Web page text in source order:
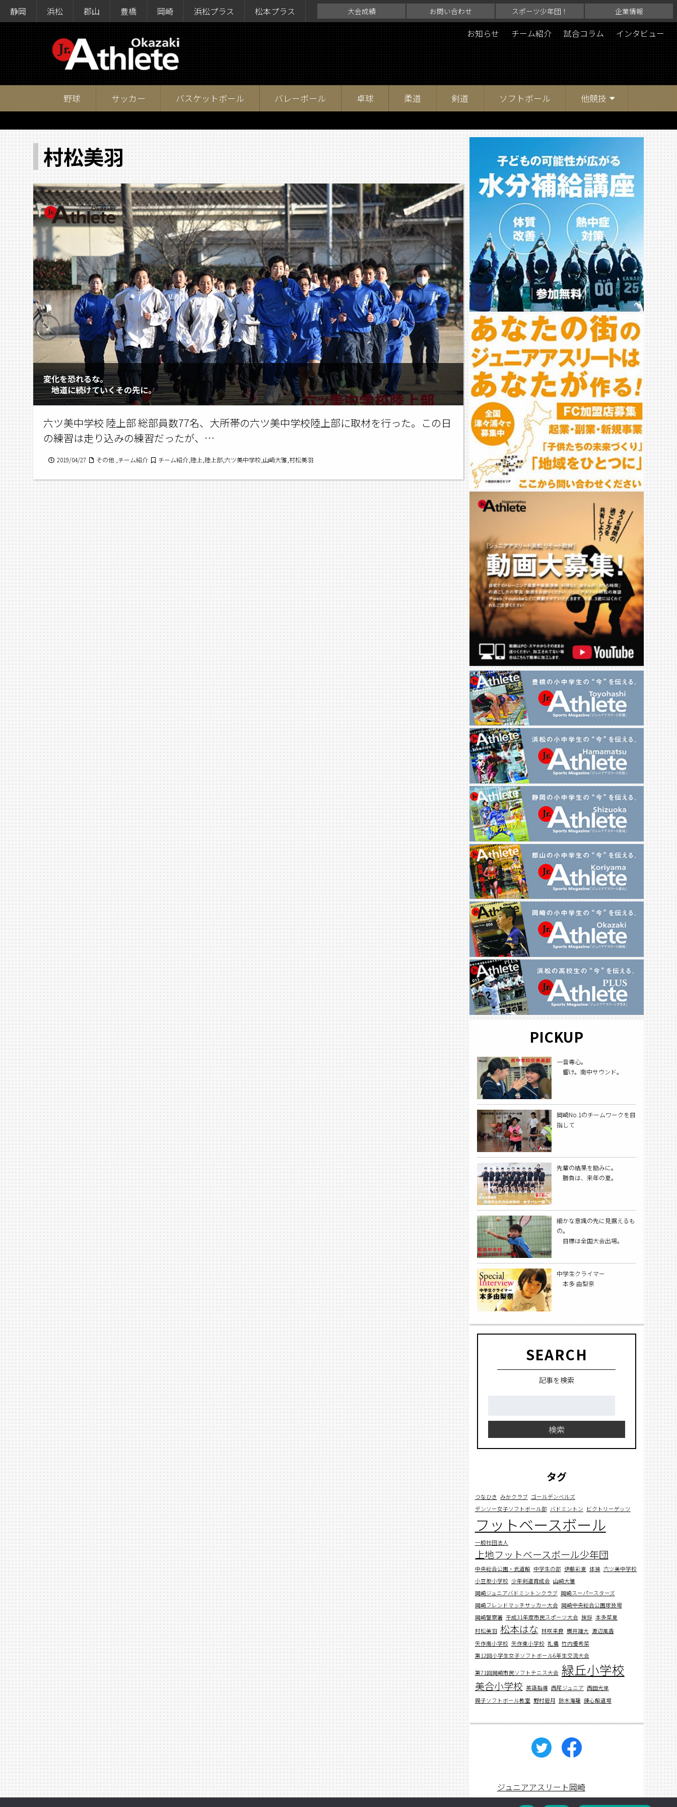
静岡 浜松 郡山 豊橋 岡崎 浜松プラス 松本プラス 大会成績 お問い合わせ スポーツ少年団！ 企業情報
お知らせ チーム紹介 試合コラム インタビュー
野球 サッカー バスケットボール バレーボール 卓球 柔道 剣道 ソフトボール 他競技
村松美羽
変化を恐れるな。
地道に続けていくその先に。
六ツ美中学校 陸上部 総部員数77名、大所帯の六ツ美中学校陸上部に取材を行った。この日
の練習は走り込みの練習だったが、…
2019/04/27 その他 ,チーム紹介 チーム紹介,陸上,陸上部,六ツ美中学校,山﨑大雅,村松美羽
PICKUP
一音専心。
響け。南中サウンド。
岡崎No.1のチームワークを目
指して
先輩の結果を励みに。
勝負は、来年の夏。
細かな意識の先に見据えるも
の。
目標は全国大会出場。
中学生クライマー
本多 由梨奈
SEARCH
記事を検索
検索
タグ
つなひき みかクラブ ゴールデンベルズ
デンソー女子ソフトボール部 バドミントン ビクトリーゲッツ
フットベースボール
一般社団法人
上地フットベースボール少年団
中央総合公園・武道館 中学生の部 伊藤彩夏 体操 六ツ美中学校
小豆坂小学校 少年剣道育成会 山﨑大雅
岡崎ジュニアバドミントンクラブ 岡崎スーパースターズ
岡崎フレンドマッチサッカー大会 岡崎中央総合公園球技場
岡崎警察署 平成31年度市民スポーツ大会 挨拶 本多菜夏
村松美羽 松本はな 林咲来良 横井雄大 渡辺風香
矢作南小学校 矢作東小学校 礼儀 竹内優希菜
第12回小学生女子ソフトボール6年生交流大会
第71回岡崎市民ソフトテニス大会 緑丘小学校
美合小学校 英語指導 西尾ジュニア 西田光里
親子ソフトボール教室 野村碧月 鈴木海羅 錬心館道場
ジュニアアスリート岡崎